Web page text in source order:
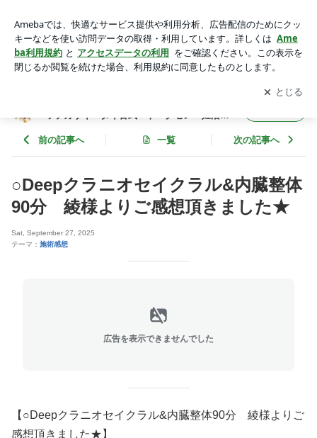
ジャップカサイ・タイ古式・トークセン・妊活施術・内臓整体
アプリをダウンロードして ブログの更新通知
を受け取りまし
ょう。
開く
ップカサイ・タイ古式・トークセン・妊活施
前の記事へ 一覧 次の記事へ
○Deepクラニオセイクラル&内臓整体
90分 綾様よりご感想頂きました★
Sat, September 27, 2025
テーマ： 施術感想
広告を表示できませんでした
【○Deepクラニオセイクラル&内臓整体90分 綾様よりご
感想頂きました★】